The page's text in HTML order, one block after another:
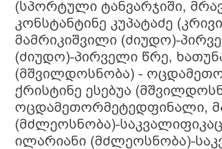
(სპორტული ტანვარჯიში,
კონსტანტინე კუპატაძე
მამრიკიშვილი (ძიუდო)-
(ძიუდო)-პირველი წრე,
(მშვილდოსნობა) -
ქრისტინე ესებუა
ოცდამეთორმეტედფინალი,
(მძლეოსნობა)-
ილარიანი (მძლეოსნობა)-